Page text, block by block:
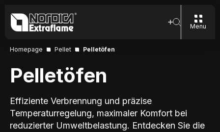
Menu
Homepage Pellet Pelletöfen
Pelletöfen
Effiziente Verbrennung und präzise
Temperaturregelung, maximaler Komfort bei
reduzierter Umweltbelastung. Entdecken Sie die